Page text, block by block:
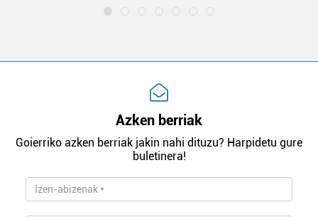
Azken berriak
Goierriko azken berriak jakin nahi dituzu? Harpidetu gure
buletinera!